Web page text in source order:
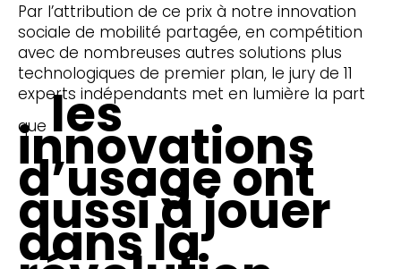
Par l’attribution de ce prix à notre innovation
sociale de mobilité partagée, en compétition
avec de nombreuses autres solutions plus
technologiques de premier plan, le jury de 11
experts indépendants met en lumière la part
que les
innovations
d’usage ont
aussi à jouer
dans la